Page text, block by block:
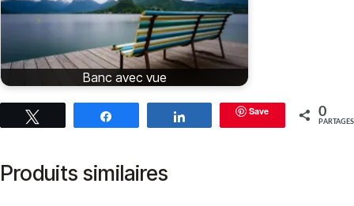
Banc avec vue
Partagez Save 0
PARTAGES
Produits similaires